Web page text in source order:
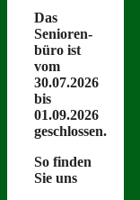
Das
Senioren­
büro ist
vom
30.07.2026
bis
01.09.2026
geschlossen.
So find­en
Sie uns